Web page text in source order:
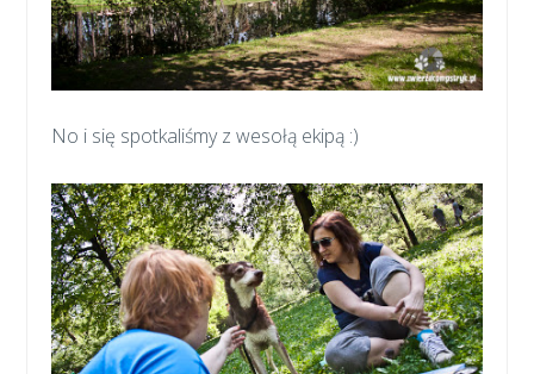
No i się spotkaliśmy z wesołą ekipą :)